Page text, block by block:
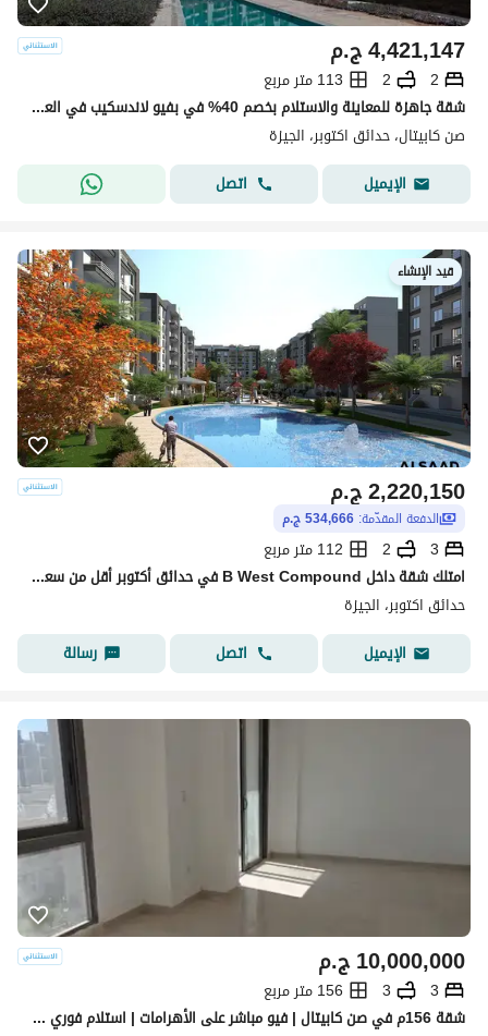
ج.م4,421,147
2
2
113 متر مربع
شقة جاهزة للمعاينة والاستلام بخصم 40% في بفيو لاندسكيب في العاصمة السياحية اكتوبر صن كابيتال
صن كابيتال، حدائق اكتوبر، الجيزة
الإيميل
اتصل
قيد الإنشاء
ج.م2,220,150
الدفعة المقدّمة: 534,666 ج.م
3
2
112 متر مربع
امتلك شقة داخل B West Compound في حدائق أكتوبر أقل من سعر الشركة الحالي
حدائق اكتوبر، الجيزة
الإيميل
اتصل رسالة
ج.م10,000,000
3
3
156 متر مربع
شقة 156م في صن كابيتال | فيو مباشر على الأهرامات | استلام فوري | 10% مقدم وتقسيط 8 سنوات